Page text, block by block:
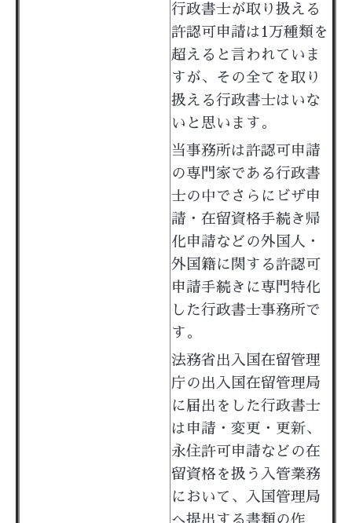
行政書士が取り扱える
許認可申請は1万種類を
超えると言われていま
すが、その全てを取り
扱える行政書士はいな
いと思います。
当事務所は許認可申請
の専門家である行政書
士の中でさらにビザ申
請・在留資格手続き帰
化申請などの外国人・
外国籍に関する許認可
申請手続きに専門特化
した行政書士事務所で
す。
法務省出入国在留管理
庁の出入国在留管理局
に届出をした行政書士
は 申請・変更・更新、
永住許可申請などの在
留資格を扱う入管業務
において、入国管理局
へ提出する書類の作